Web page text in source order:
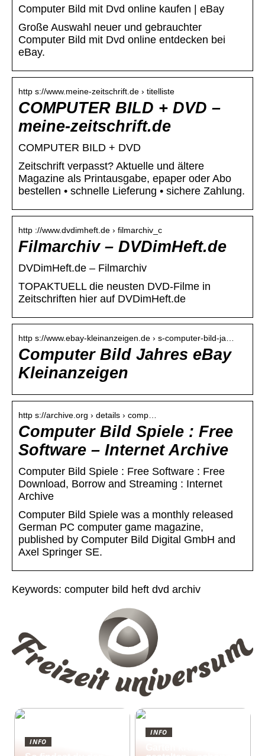
Computer Bild mit Dvd online kaufen | eBay
Große Auswahl neuer und gebrauchter
Computer Bild mit Dvd online entdecken bei
eBay.
http s://www.meine-zeitschrift.de › titelliste
COMPUTER BILD + DVD –
meine-zeitschrift.de
COMPUTER BILD + DVD
Zeitschrift verpasst? Aktuelle und ältere
Magazine als Printausgabe, epaper oder Abo
bestellen • schnelle Lieferung • sichere Zahlung.
http ://www.dvdimheft.de › filmarchiv_c
Filmarchiv – DVDimHeft.de
DVDimHeft.de – Filmarchiv
TOPAKTUELL die neusten DVD-Filme in
Zeitschriften hier auf DVDimHeft.de
http s://www.ebay-kleinanzeigen.de › s-computer-bild-ja…
Computer Bild Jahres eBay
Kleinanzeigen
http s://archive.org › details › comp…
Computer Bild Spiele : Free
Software – Internet Archive
Computer Bild Spiele : Free Software : Free
Download, Borrow and Streaming : Internet
Archive
Computer Bild Spiele was a monthly released
German PC computer game magazine,
published by Computer Bild Digital GmbH and
Axel Springer SE.
Keywords: computer bild heft dvd archiv
INFO
INFO